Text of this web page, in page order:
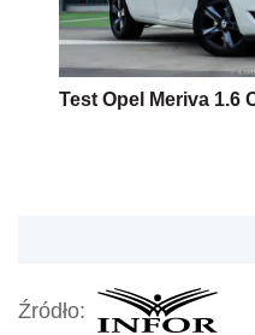
Test Opel Meriva 1.6
Źródło: